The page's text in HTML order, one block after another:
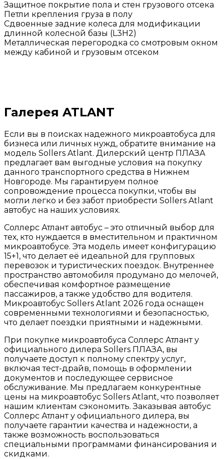
Защитное покрытие пола и стен грузового отсека
Петли крепления груза в полу
Сдвоенные задние колеса для модификации
длинной колесной базы (L3H2)
Металлическая перегородка со смотровым окном
между кабиной и грузовым отсеком
Галерея ATLANT
Если вы в поисках надежного микроавтобуса для
бизнеса или личных нужд, обратите внимание на
модель Sollers Atlant. Дилерский центр ПЛАЗА
предлагает вам выгодные условия на покупку
данного транспортного средства в Нижнем
Новгороде. Мы гарантируем полное
сопровождение процесса покупки, чтобы вы
могли легко и без забот приобрести Sollers Atlant
автобус на наших условиях.
Соллерс Атлант автобус – это отличный выбор для
тех, кто нуждается в вместительном и практичном
микроавтобусе. Эта модель имеет конфигурацию
15+1, что делает её идеальной для групповых
перевозок и туристических поездок. Внутреннее
пространство автомобиля продумано до мелочей,
обеспечивая комфортное размещение
пассажиров, а также удобство для водителя.
Микроавтобус Sollers Atlant 2026 года оснащен
современными технологиями и безопасностью,
что делает поездки приятными и надежными.
При покупке микроавтобуса Соллерс Атлант у
официального дилера Sollers ПЛАЗА, вы
получаете доступ к полному спектру услуг,
включая тест-драйв, помощь в оформлении
документов и последующее сервисное
обслуживание. Мы предлагаем конкурентные
цены на микроавтобус Sollers Atlant, что позволяет
нашим клиентам сэкономить. Заказывая автобус
Соллерс Атлант у официального дилера, вы
получаете гарантии качества и надежности, а
также возможность воспользоваться
специальными программами финансирования и
скидками.